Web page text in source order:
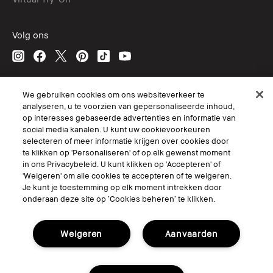
Volg ons
© Bobbi Brown Professional Cosmetics, Inc. All worldwide rights reserved.
Algemene voorwaarden
Mijn persoonlijke informatie niet verkopen of delen/Gerichte
advertenties
Het gebruik van mijn gevoelige persoonlijke informatie beperken.
Privacybeleid
Toegankelijkheid
Site Cookies beheren
We gebruiken cookies om ons websiteverkeer te
analyseren, u te voorzien van gepersonaliseerde inhoud,
op interesses gebaseerde advertenties en informatie van
social media kanalen. U kunt uw cookievoorkeuren
selecteren of meer informatie krijgen over cookies door
te klikken op 'Personaliseren' of op elk gewenst moment
in ons Privacybeleid. U kunt klikken op 'Accepteren' of
'Weigeren' om alle cookies te accepteren of te weigeren.
Je kunt je toestemming op elk moment intrekken door
onderaan deze site op ‘Cookies beheren’ te klikken.
Aanvaarden
Weigeren